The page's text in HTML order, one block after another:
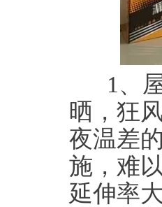
1、
晒，狂
夜温差
施，难
延伸率